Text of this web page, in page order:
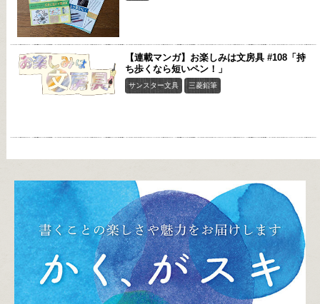
【連載マンガ】お楽しみは文房具 #108「持
ち歩くなら短いペン！」
サンスター文具 三菱鉛筆